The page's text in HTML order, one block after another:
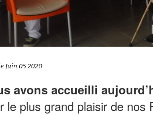
Juin 05 2020
avons accueilli
le plus grand plaisir de nos